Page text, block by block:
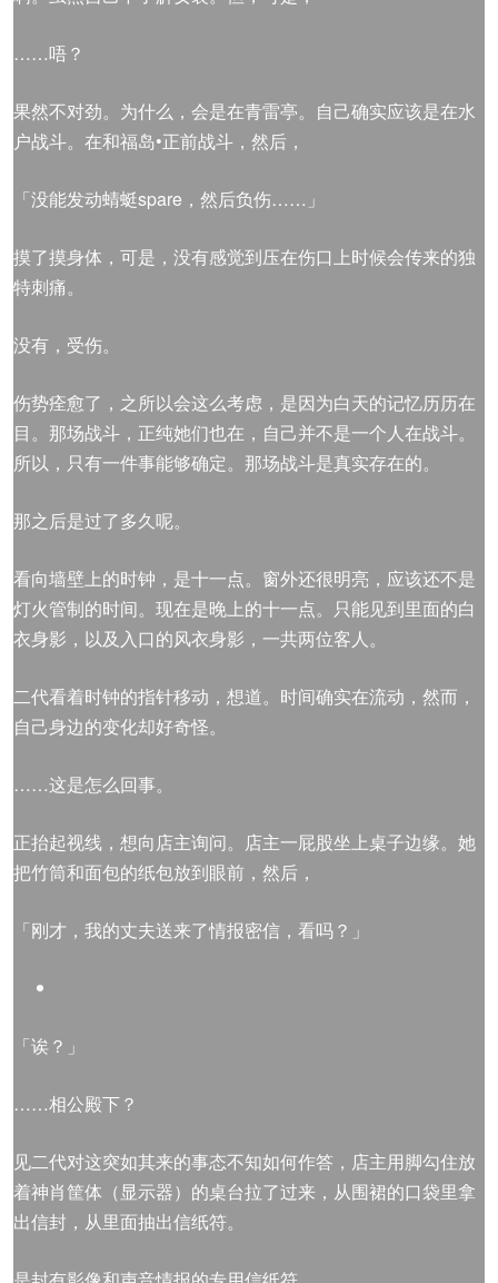
……唔？
果然不对劲。为什么，会是在青雷亭。自己确实应该是在水
户战斗。在和福岛•正前战斗，然后，
「没能发动蜻蜓spare，然后负伤……」
摸了摸身体，可是，没有感觉到压在伤口上时候会传来的独
特刺痛。
没有，受伤。
伤势痊愈了，之所以会这么考虑，是因为白天的记忆历历在
目。那场战斗，正纯她们也在，自己并不是一个人在战斗。
所以，只有一件事能够确定。那场战斗是真实存在的。
那之后是过了多久呢。
看向墙壁上的时钟，是十一点。窗外还很明亮，应该还不是
灯火管制的时间。现在是晚上的十一点。只能见到里面的白
衣身影，以及入口的风衣身影，一共两位客人。
二代看着时钟的指针移动，想道。时间确实在流动，然而，
自己身边的变化却好奇怪。
……这是怎么回事。
正抬起视线，想向店主询问。店主一屁股坐上桌子边缘。她
把竹筒和面包的纸包放到眼前，然后，
「刚才，我的丈夫送来了情报密信，看吗？」
「诶？」
……相公殿下？
见二代对这突如其来的事态不知如何作答，店主用脚勾住放
着神肖筐体（显示器）的桌台拉了过来，从围裙的口袋里拿
出信封，从里面抽出信纸符。